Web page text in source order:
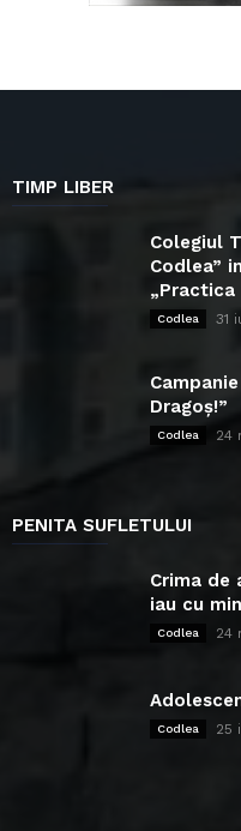
TIMP LIBER
Colegiul
Codlea”
Codlea 31
Dragoș!”
Codlea 24
PENITA SUFLETULUI
Crima de
iau cu
Codlea 24
Codlea 25